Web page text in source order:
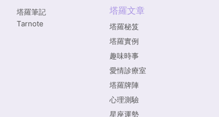
塔羅筆記
Tarnote
塔羅文章
塔羅秘笈
塔羅實例
趣味時事
愛情診療室
塔羅牌陣
心理測驗
星座運勢